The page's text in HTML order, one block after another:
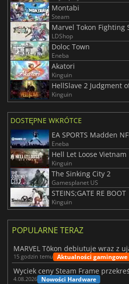
Montabi
Steam
Marvel Tokon Fighting
LDShop
Doloc Town
Eneba
Akatori
Kinguin
HellSlave 2 Judgment
Kinguin
DOSTĘPNE WKRÓTCE
EA SPORTS Madden
Eneba
Hell Let Loose Vietnam
Kinguin
The Sinking City 2
Gamesplanet US
STEINS;GATE RE BOOT
Kinguin
POPULARNE TERAZ
15 godzin temu Aktualności gamingowe
4.08.2026 Nowości Hardware